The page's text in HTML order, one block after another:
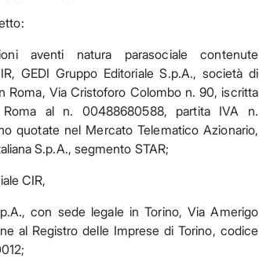
aventi natura parasociale contenute
GEDI Gruppo Editoriale S.p.A., società di
Roma, Via Cristoforo Colombo n. 90, iscritta
al n. 00488680588, partita IVA n.
quotate nel Mercato Telematico Azionario,
S.p.A., segmento STAR;
CIR,
con sede legale in Torino, Via Amerigo
al Registro delle Imprese di Torino, codice